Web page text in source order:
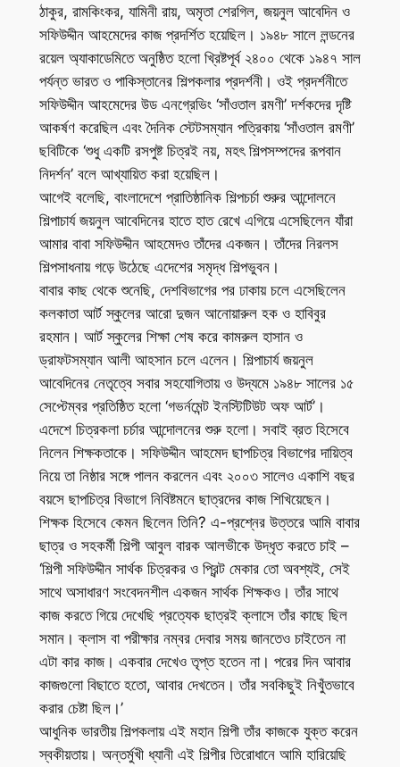
ঠাকুর, রামকিংকর, যামিনী রায়, অমৃতা শেরগিল, জয়নুল আবেদিন ও
সফিউদ্দীন আহমেদের কাজ প্রদর্শিত হয়েছিল। ১৯৪৮ সালে লন্ডনের
রয়েল অ্যাকাডেমিতে অনুষ্ঠিত হলো খ্রিষ্টপূর্ব ২৪০০ থেকে ১৯৪৭ সাল
পর্যন্ত ভারত ও পাকিস্তানের শিল্পকলার প্রদর্শনী। ওই প্রদর্শনীতে
সফিউদ্দীন আহমেদের উড এনগ্রেভিং ‘সাঁওতাল রমণী’ দর্শকদের দৃষ্টি
আকর্ষণ করেছিল এবং দৈনিক স্টেটসম্যান পত্রিকায় ‘সাঁওতাল রমণী’
ছবিটিকে ‘শুধু একটি রসপুষ্ট চিত্রই নয়, মহৎ শিল্পসম্পদের রূপবান
নিদর্শন’ বলে আখ্যায়িত করা হয়েছিল।
আগেই বলেছি, বাংলাদেশে প্রাতিষ্ঠানিক শিল্পচর্চা শুরুর আন্দোলনে
শিল্পাচার্য জয়নুল আবেদিনের হাতে হাত রেখে এগিয়ে এসেছিলেন যাঁরা
আমার বাবা সফিউদ্দীন আহমেদও তাঁদের একজন। তাঁদের নিরলস
শিল্পসাধনায় গড়ে উঠেছে এদেশের সমৃদ্ধ শিল্পভুবন।
বাবার কাছ থেকে শুনেছি, দেশবিভাগের পর ঢাকায় চলে এসেছিলেন
কলকাতা আর্ট স্কুলের আরো দুজন আনোয়ারুল হক ও হাবিবুর
রহমান। আর্ট স্কুলের শিক্ষা শেষ করে কামরুল হাসান ও
ড্রাফটসম্যান আলী আহসান চলে এলেন। শিল্পাচার্য জয়নুল
আবেদিনের নেতৃত্বে সবার সহযোগিতায় ও উদ্যমে ১৯৪৮ সালের ১৫
সেপ্টেম্বর প্রতিষ্ঠিত হলো ‘গভর্নমেন্ট ইনস্টিটিউট অফ আর্ট’।
এদেশে চিত্রকলা চর্চার আন্দোলনের শুরু হলো। সবাই ব্রত হিসেবে
নিলেন শিক্ষকতাকে। সফিউদ্দীন আহমেদ ছাপচিত্র বিভাগের দায়িত্ব
নিয়ে তা নিষ্ঠার সঙ্গে পালন করলেন এবং ২০০৩ সালেও একাশি বছর
বয়সে ছাপচিত্র বিভাগে নিবিষ্টমনে ছাত্রদের কাজ শিখিয়েছেন।
শিক্ষক হিসেবে কেমন ছিলেন তিনি? এ-প্রশ্নের উত্তরে আমি বাবার
ছাত্র ও সহকর্মী শিল্পী আবুল বারক আলভীকে উদ্ধৃত করতে চাই –
‘শিল্পী সফিউদ্দীন সার্থক চিত্রকর ও প্রিন্ট মেকার তো অবশ্যই, সেই
সাথে অসাধারণ সংবেদনশীল একজন সার্থক শিক্ষকও। তাঁর সাথে
কাজ করতে গিয়ে দেখেছি প্রত্যেক ছাত্রই ক্লাসে তাঁর কাছে ছিল
সমান। ক্লাস বা পরীক্ষার নম্বর দেবার সময় জানতেও চাইতেন না
এটা কার কাজ। একবার দেখেও তৃপ্ত হতেন না। পরের দিন আবার
কাজগুলো বিছাতে হতো, আবার দেখতেন। তাঁর সবকিছুই নিখুঁতভাবে
করার চেষ্টা ছিল।’
আধুনিক ভারতীয় শিল্পকলায় এই মহান শিল্পী তাঁর কাজকে যুক্ত করেন
স্বকীয়তায়। অন্তর্মুখী ধ্যানী এই শিল্পীর তিরোধানে আমি হারিয়েছি